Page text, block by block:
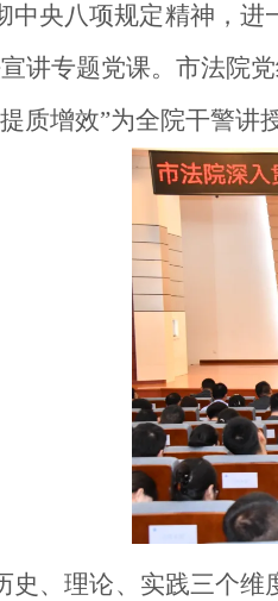
中央八项规定精神，
讲专题党课。市法院
质增效”为全院干警讲
史、理论、实践三个